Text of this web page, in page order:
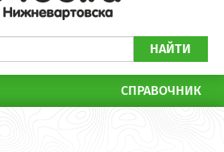
НАЙТИ
СПРАВОЧНИК